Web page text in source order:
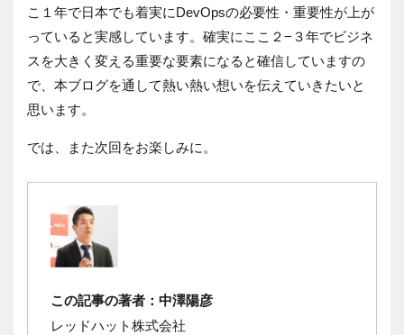
こ１年で日本でも着実にDevOpsの必要性・重要性が上が
っていると実感しています。確実にここ２−３年でビジネ
スを大きく変える重要な要素になると確信していますの
で、本ブログを通して熱い熱い想いを伝えていきたいと
思います。
では、また次回をお楽しみに。
この記事の著者：中澤陽彦
レッドハット株式会社